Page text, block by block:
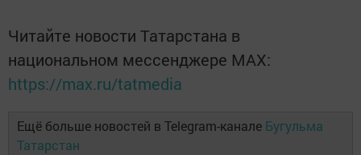
Читайте новости Татарстана в
национальном мессенджере MАХ:
https://max.ru/tatmedia
Ещё больше новостей в Telegram-канале Бугульма
Татарстан